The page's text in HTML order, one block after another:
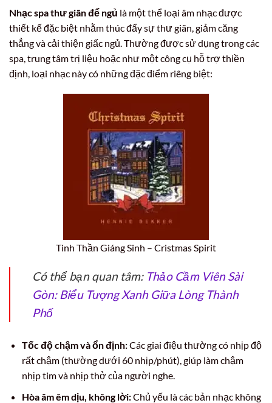
Nhạc spa thư giãn để ngủ là một thể loại âm nhạc được
thiết kế đặc biệt nhằm thúc đẩy sự thư giãn, giảm căng
thẳng và cải thiện giấc ngủ. Thường được sử dụng trong các
spa, trung tâm trị liệu hoặc như một công cụ hỗ trợ thiền
định, loại nhạc này có những đặc điểm riêng biệt:
Tinh Thần Giáng Sinh – Cristmas Spirit
Có thể bạn quan tâm: Thảo Cầm Viên Sài
Gòn: Biểu Tượng Xanh Giữa Lòng Thành
Phố
Tốc độ chậm và ổn định:Các giai điệu thường có nhịp độ
rất chậm (thường dưới 60 nhịp/phút), giúp làm chậm
nhịp tim và nhịp thở của người nghe.
Hòa âm êm dịu, không lời:Chủ yếu là các bản nhạc không